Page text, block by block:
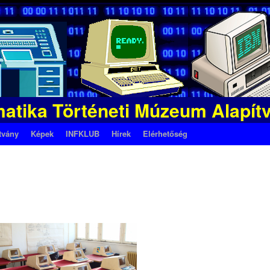
Történeti Múzeum
Képek INFKLUB Hírek Elérhetőség